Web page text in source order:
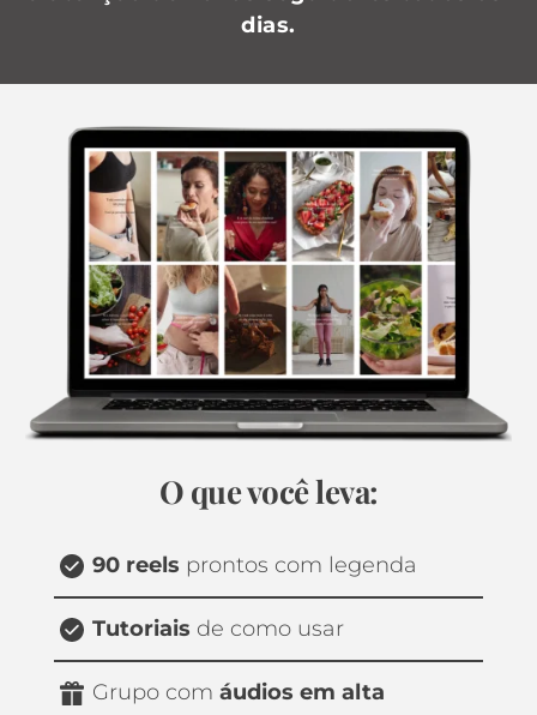
dias.
O que você leva:
90 reels prontos com legenda
Tutoriais de como usar
Grupo com áudios em alta